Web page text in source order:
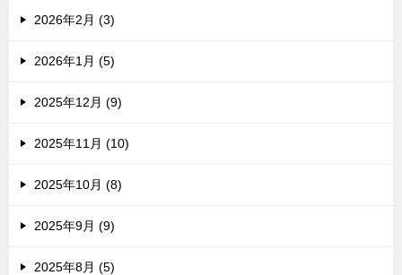
2026年2月 (3)
2026年1月 (5)
2025年12月 (9)
2025年11月 (10)
2025年10月 (8)
2025年9月 (9)
2025年8月 (5)